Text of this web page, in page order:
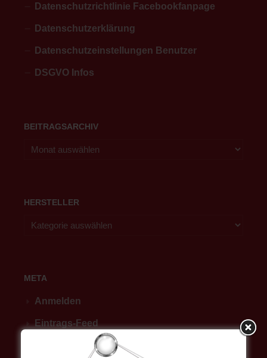
Datenschutzrichtlinie Facebookfanpage
Datenschutzerklärung
Datenschutzeinstellungen Benutzer
DSGVO Infos
BEITRAGSARCHIV
HERSTELLER
META
Anmelden
Eintrags-Feed
Kommentar-Feed